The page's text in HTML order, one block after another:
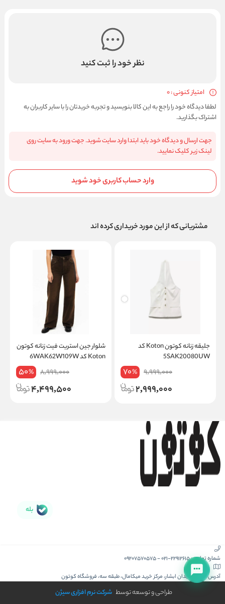
نظر خود را ثبت کنید
امتیاز کنونی : 0
لطفا دیدگاه خود را راجع به این کالا بنویسید و تجربه خریدتان را با سایر کاربران به
اشتراک بگذارید.
جهت ارسال و دیدگاه خود باید ابتدا وارد سایت شوید. جهت ورود به سایت روی
لینک زیر کلیک نمایید.
وارد حساب کاربری خود شوید
مشتریانی که از این مورد خریداری کرده اند
جلیقه زنانه کوتون Koton کد
5SAK20080UW
9,999,000
70%
2,999,000
شلوار جین استریت فیت زنانه کوتون
Koton کد 6WAK62W109W
8,999,000
50%
4,499,500
بله
شماره تماس :021-22912615
-
09207570575
آدرس :کیش، میدان ابشار، مرکز خرید میکامال، طبقه سه، فروشگاه کوتون
طراحی و توسعه توسط شرکت نرم افزاری سیژن